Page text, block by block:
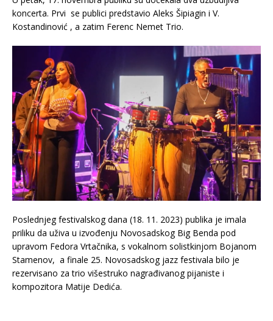
koncerta. Prvi se publici predstavio Aleks Šipiagin i V.
Kostandinović , a zatim Ferenc Nemet Trio.
Poslednjeg festivalskog dana (18. 11. 2023) publika je imala
priliku da uživa u izvođenju Novosadskog Big Benda pod
upravom Fedora Vrtačnika, s vokalnom solistkinjom Bojanom
Stamenov, a finale 25. Novosadskog jazz festivala bilo je
rezervisano za trio višestruko nagrađivanog pijaniste i
kompozitora Matije Dedića.